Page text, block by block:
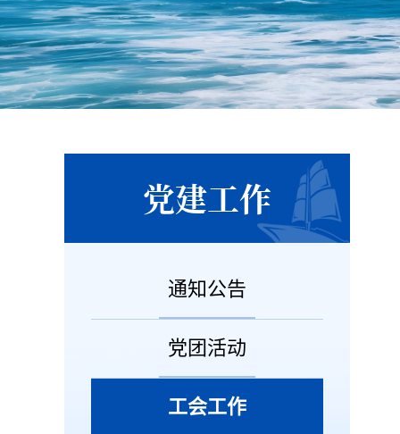
党建工作
通知公告
党团活动
工会工作